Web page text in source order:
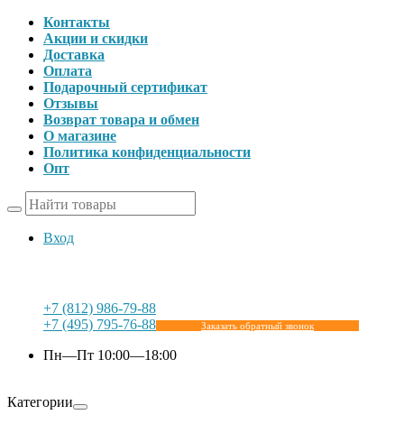
Контакты
Акции и скидки
Доставка
Оплата
Подарочный сертификат
Отзывы
Возврат товара и обмен
О магазине
Политика конфиденциальности
Опт
Вход
+7 (812) 986-79-88
+7 (495) 795-76-88
Заказать обратный звонок
Пн—Пт 10:00—18:00
Категории